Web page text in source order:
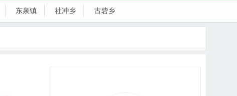
东泉镇 社冲乡 古砦乡